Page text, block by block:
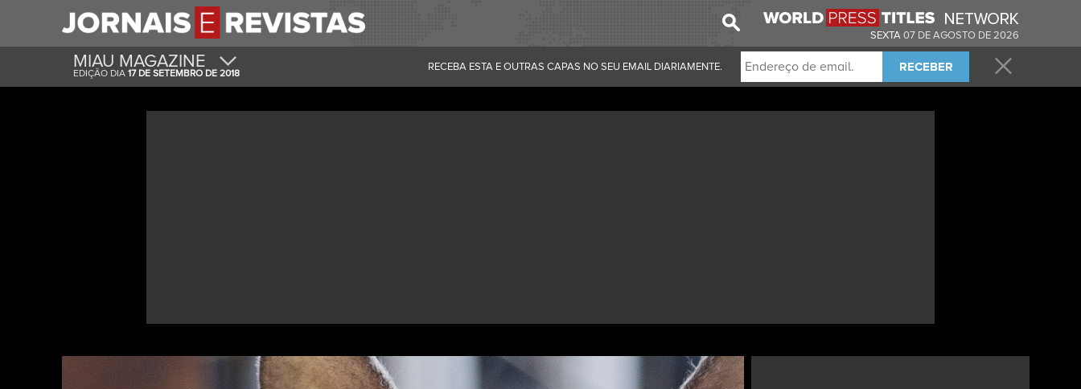
SEXTA07 DE AGOSTO DE 2026
MIAU MAGAZINE
EDIÇÃO DIA 17 DE SETEMBRO DE 2018 RECEBER
RECEBA ESTA E OUTRAS CAPAS NO SEU EMAIL DIARIAMENTE.